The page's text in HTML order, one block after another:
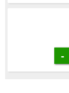
-